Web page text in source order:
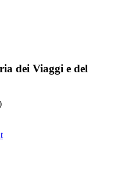
dei Viaggi e del